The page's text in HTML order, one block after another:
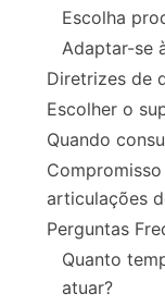
Escolha
Adaptar-se
Diretrizes de
Escolher o
Quando
articulações
Perguntas
Quanto
atuar?